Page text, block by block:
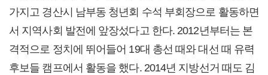
가지고 경산시 남부동 청년회 수석 부회장으로 활동하면
서 지역사회 발전에 앞장섰다고 한다. 2012년부터는 본
격적으로 정치에 뛰어들어 19대 총선 때와 대선 때 유력
후보들 캠프에서 활동을 했다. 2014년 지방선거 때도 김